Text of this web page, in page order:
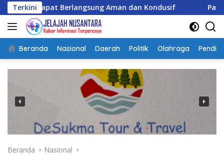
Langsung
ke
konten
Terkini
Berlangsung Aman dan Kondusif Pastikan Peralatan
Beranda Nasional Daerah Politik Olahraga
Beranda Nasional